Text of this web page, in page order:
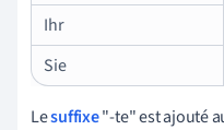
Ihr
Sie
Lesuffixe"-te" est ajouté